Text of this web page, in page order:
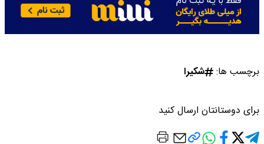
برچسب ها: شکیرا
برای دوستانتان ارسال کنید